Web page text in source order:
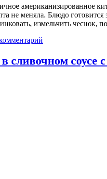
американизированное
не меняла. Блюдо
измельчить чеснок,
сливочном соусе